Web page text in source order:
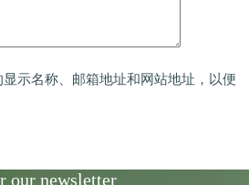
示名称、邮箱地址和网站地址，以便
our newsletter